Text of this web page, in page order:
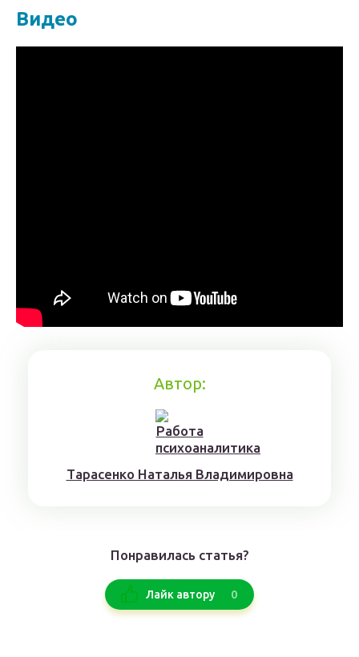
Видео
Автор:
Тaрaсенкo Нaтaлья Влaдимирoвнa
Понравилась статья?
Лайк автору 0